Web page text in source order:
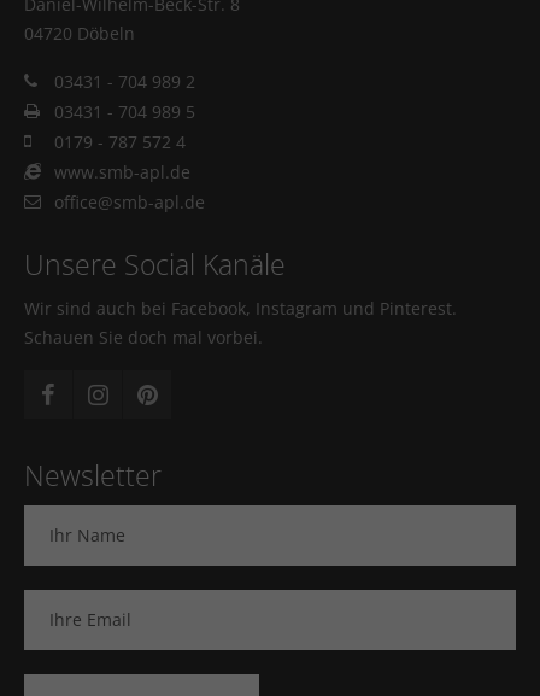
04720 Döbeln
03431 - 704 989 2
03431 - 704 989 5
0179 - 787 572 4
www.smb-apl.de
office@smb-apl.de
Unsere Social Kanäle
Wir sind auch bei Facebook, Instagram und Pinterest.
Schauen Sie doch mal vorbei.
Newsletter